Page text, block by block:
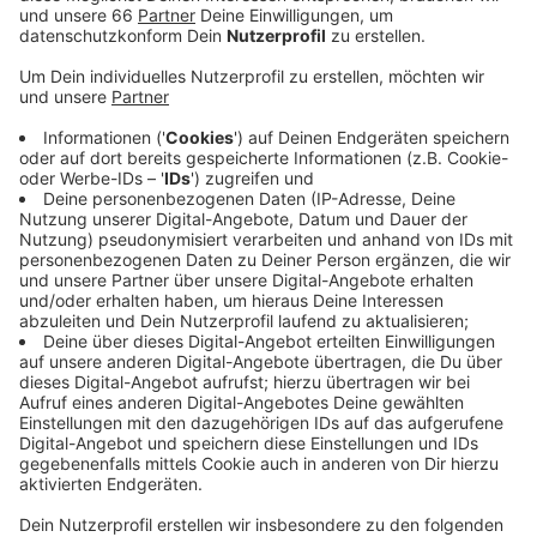
Veröffentlicht:Samstag, 15.05.2021 06:53
Anzeige
Die Kübelpflanzen sind nicht winterhart, deshalb pflegt
die Stadtgärtnerei sie jedes Jahr ab Oktober im
Gewächshaus. Dadurch dass der Winter dieses Mal
erst spät kalt wurde, hat sich die Ausquartierung in
diesem Jahr ein paar Wochen verzögert.
Anzeige
Weitere Infos und Links zum Thema
Anzeige